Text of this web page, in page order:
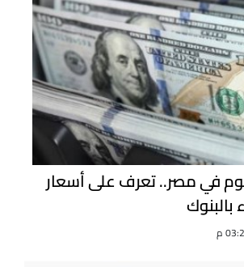
في مصر.. تعرف على أسعار
بالبنوك